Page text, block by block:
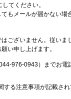
てください。
もメールが届かない場
ございません。従いま
い申し上げます。
976-0943）までお電
する注意事項が記載され